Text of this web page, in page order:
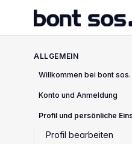
ALLGEMEIN
Willkommen bei bont sos.
Konto und Anmeldung
Profil bearbeiten